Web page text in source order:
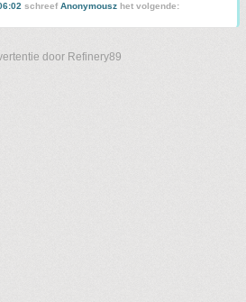
schreefAnonymousz het volgende:
door Refinery89